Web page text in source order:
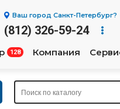
Ваш город Санкт-Петербург?
(812) 326-59-24
128 Компания